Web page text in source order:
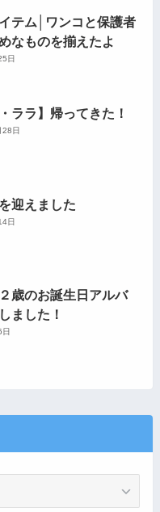
テム│ワンコと保護者
なものを揃えたよ
日
ララ】帰ってきた！
日
迎えました
日
２歳のお誕生日アルバ
ました！